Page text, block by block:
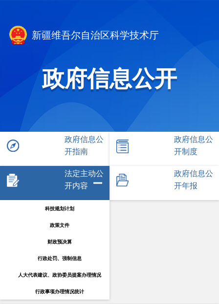
新疆维吾尔自治区科学技术厅
政府信息公开
政府信息公
开指南
政府信息公
开制度
法定主动公
开内容
科技规划计划
政策文件
财政预决算
行政处罚、强制信息
人大代表建议、政协委员提案办理情况
行政事项办理情况统计
政府信息公
开年报